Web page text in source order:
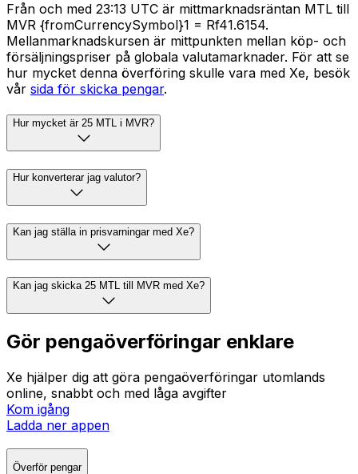
Från och med 23:13 UTC är mittmarknadsräntan MTL till
MVR {fromCurrencySymbol}1 = Rf41.6154.
Mellanmarknadskursen är mittpunkten mellan köp- och
försäljningspriser på globala valutamarknader. För att se
hur mycket denna överföring skulle vara med Xe, besök
vår sida för skicka pengar.
Hur mycket är 25 MTL i MVR?
Hur konverterar jag valutor?
Kan jag ställa in prisvarningar med Xe?
Kan jag skicka 25 MTL till MVR med Xe?
Gör pengaöverföringar enklare
Xe hjälper dig att göra pengaöverföringar utomlands
online, snabbt och med låga avgifter
Kom igång
Ladda ner appen
Överför pengar